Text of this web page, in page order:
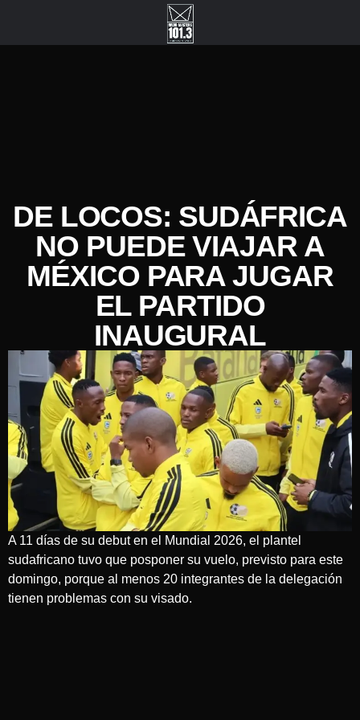
DE LOCOS: SUDÁFRICA
NO PUEDE VIAJAR A
MÉXICO PARA JUGAR
EL PARTIDO
INAUGURAL
A 11 días de su debut en el Mundial 2026, el plantel
sudafricano tuvo que posponer su vuelo, previsto para este
domingo, porque al menos 20 integrantes de la delegación
tienen problemas con su visado.